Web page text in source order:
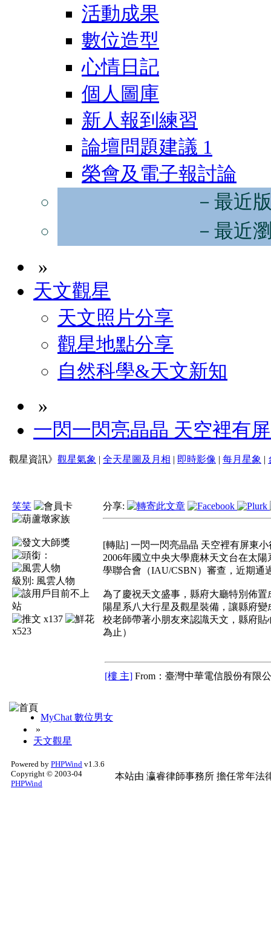
活動成果
數位造型
心情日記
個人圖庫
新人報到練習
論壇問題建議 1
榮會及電子報討論
－最近
－最近
»
天文觀星
天文照片分享
觀星地點分享
自然科學&天文新知
»
一閃一閃亮晶晶 天空裡有
觀星資訊》 觀星氣象 | 全天星圖及月相 | 即時影像 | 每月星象 |
笑笑
級別: 風雲人物
x137
x523
分享:
[轉貼] 一閃一閃亮晶晶 天空裡有屏東小
2006年國立中央大學鹿林天文台在太
學聯合會（IAU/CSBN）審查，近期通
為了慶祝天文盛事，縣府大廳特別佈
陽星系八大行星及觀星裝備，讓縣府
校老師帶著小朋友來認識天文，縣府
為止）
[樓 主] From：臺灣中華電信股份有限
MyChat 數位男女
»
天文觀星
Powered by PHPWind v1.3.6
Copyright © 2003-04
PHPWind
本站由 瀛睿律師事務所 擔任常年法